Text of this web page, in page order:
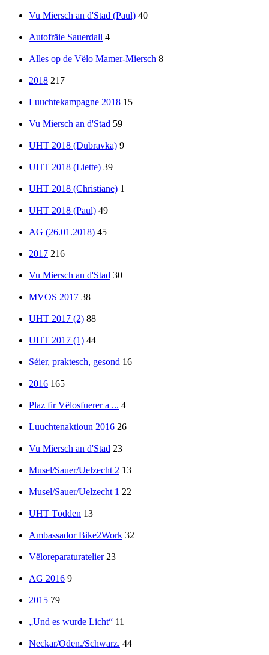
Vu Miersch an d'Stad (Paul) 40
Autofräie Sauerdall 4
Alles op de Vëlo Mamer-Miersch 8
2018 217
Luuchtekampagne 2018 15
Vu Miersch an d'Stad 59
UHT 2018 (Dubravka) 9
UHT 2018 (Liette) 39
UHT 2018 (Christiane) 1
UHT 2018 (Paul) 49
AG (26.01.2018) 45
2017 216
Vu Miersch an d'Stad 30
MVOS 2017 38
UHT 2017 (2) 88
UHT 2017 (1) 44
Séier, praktesch, gesond 16
2016 165
Plaz fir Vëlosfuerer a ... 4
Luuchtenaktioun 2016 26
Vu Miersch an d'Stad 23
Musel/Sauer/Uelzecht 2 13
Musel/Sauer/Uelzecht 1 22
UHT Tödden 13
Ambassador Bike2Work 32
Vëloreparaturatelier 23
AG 2016 9
2015 79
„Und es wurde Licht“ 11
Neckar/Oden./Schwarz. 44